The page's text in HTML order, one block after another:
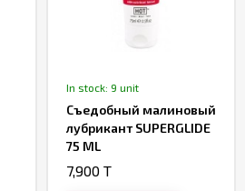
In stock: 9 unit
Съедобный малиновый
лубрикант SUPERGLIDE
75 ML
7,900 T